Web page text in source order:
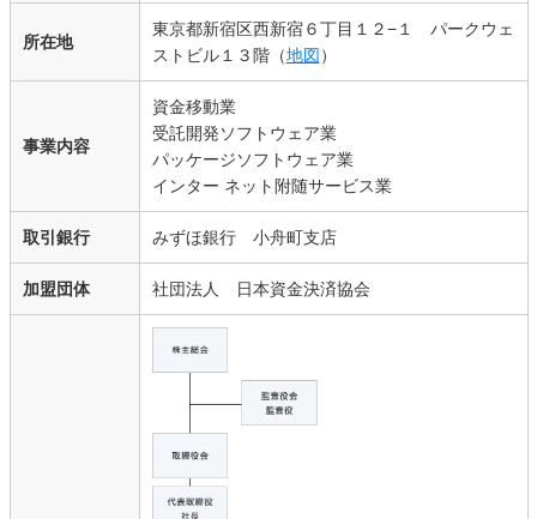
所在地
東京都新宿区西新宿６丁目１２−１ パークウェ
ストビル１３階（地図 ）
事業内容
資金移動業
受託開発ソフトウェア業
パッケージソフトウェア業
インター ネット附随サービス業
取引銀行 みずほ銀行 小舟町支店
加盟団体 社団法人 日本資金決済協会